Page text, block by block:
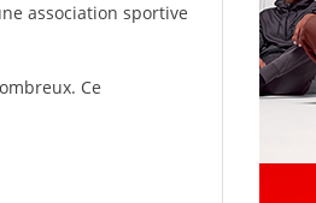
association sportive
Ce